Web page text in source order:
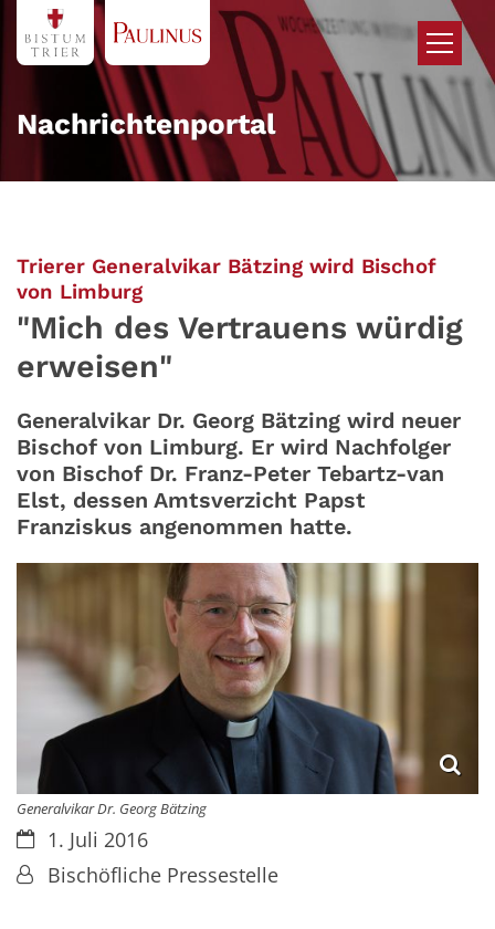
Zum Inhalt springen
Nachrichtenportal
Trierer Generalvikar Bätzing wird Bischof
von Limburg:
"Mich des Vertrauens würdig
erweisen"
Generalvikar Dr. Georg Bätzing wird neuer
Bischof von Limburg. Er wird Nachfolger
von Bischof Dr. Franz-Peter Tebartz-van
Elst, dessen Amtsverzicht Papst
Franziskus angenommen hatte.
Generalvikar Dr. Georg Bätzing
Datum:1. Juli 2016
Von:Bischöfliche Pressestelle